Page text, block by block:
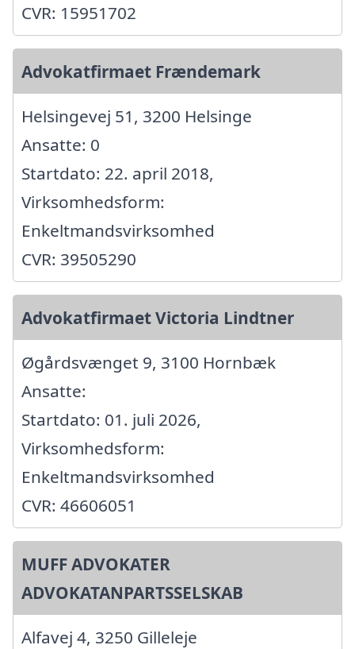
CVR: 15951702
Advokatfirmaet Frændemark
Helsingevej 51, 3200 Helsinge
Ansatte: 0
Startdato: 22. april 2018,
Virksomhedsform:
Enkeltmandsvirksomhed
CVR: 39505290
Advokatfirmaet Victoria Lindtner
Øgårdsvænget 9, 3100 Hornbæk
Ansatte:
Startdato: 01. juli 2026,
Virksomhedsform:
Enkeltmandsvirksomhed
CVR: 46606051
MUFF ADVOKATER
ADVOKATANPARTSSELSKAB
Alfavej 4, 3250 Gilleleje